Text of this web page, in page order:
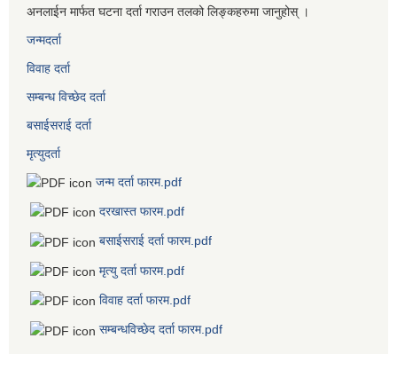
अनलाईन मार्फत घटना दर्ता गराउन तलको लिङ्कहरुमा जानुहोस् ।
जन्मदर्ता
विवाह दर्ता
सम्बन्ध विच्छेद दर्ता
बसाईसराई दर्ता
मृत्युदर्ता
जन्म दर्ता फारम.pdf
दरखास्त फारम.pdf
बसाईसराई दर्ता फारम.pdf
मृत्यु दर्ता फारम.pdf
विवाह दर्ता फारम.pdf
सम्बन्धविच्छेद दर्ता फारम.pdf